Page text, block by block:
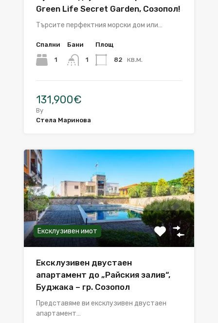
Green Life Secret Garden, Созопол!
Търсите перфектния морски дом или…
Спални
1
Бани
1
Площ
82 кв.м.
131,900€
By
Стела Маринова
Ексклузивен имот
Ексклузивен двустаен
апартамент до „Райския залив“,
Буджака – гр. Созопол
Представяме ви ексклузивен двустаен
апартамент…